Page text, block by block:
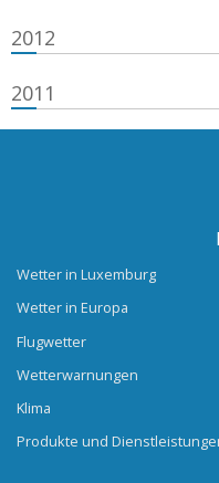
2012
2011
Wetter in Luxemburg
Wetter in Europa
Flugwetter
Wetterwarnungen
Klima
Produkte und